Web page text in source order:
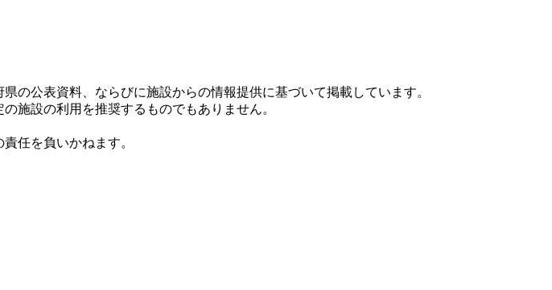
の公表資料、ならびに施設からの情報提供に基づいて掲載しています。
施設の利用を推奨するものでもありません。
任を負いかねます。